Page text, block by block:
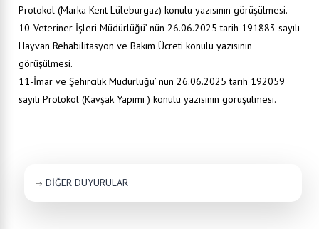
Protokol (Marka Kent Lüleburgaz) konulu yazısının görüşülmesi.
10-Veteriner İşleri Müdürlüğü’ nün 26.06.2025 tarih 191883 sayılı
Hayvan Rehabilitasyon ve Bakım Ücreti konulu yazısının
görüşülmesi.
11-İmar ve Şehircilik Müdürlüğü’ nün 26.06.2025 tarih 192059
sayılı Protokol (Kavşak Yapımı ) konulu yazısının görüşülmesi.
DİĞER DUYURULAR